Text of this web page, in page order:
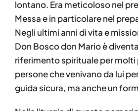
lontano. Era meticoloso nel
Messa e in particolare nel
Negli ultimi anni di vita e
Don Bosco don Mario è
riferimento spirituale per molti
persone che venivano da lui
guida sicura, ma anche un